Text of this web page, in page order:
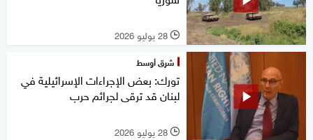
l 28 يوليو 2026
شرق أوسط
تورك: بعض الإجراءات الإسرائيلية في
لبنان قد ترقى لجرائم حرب
l 28 يوليو 2026